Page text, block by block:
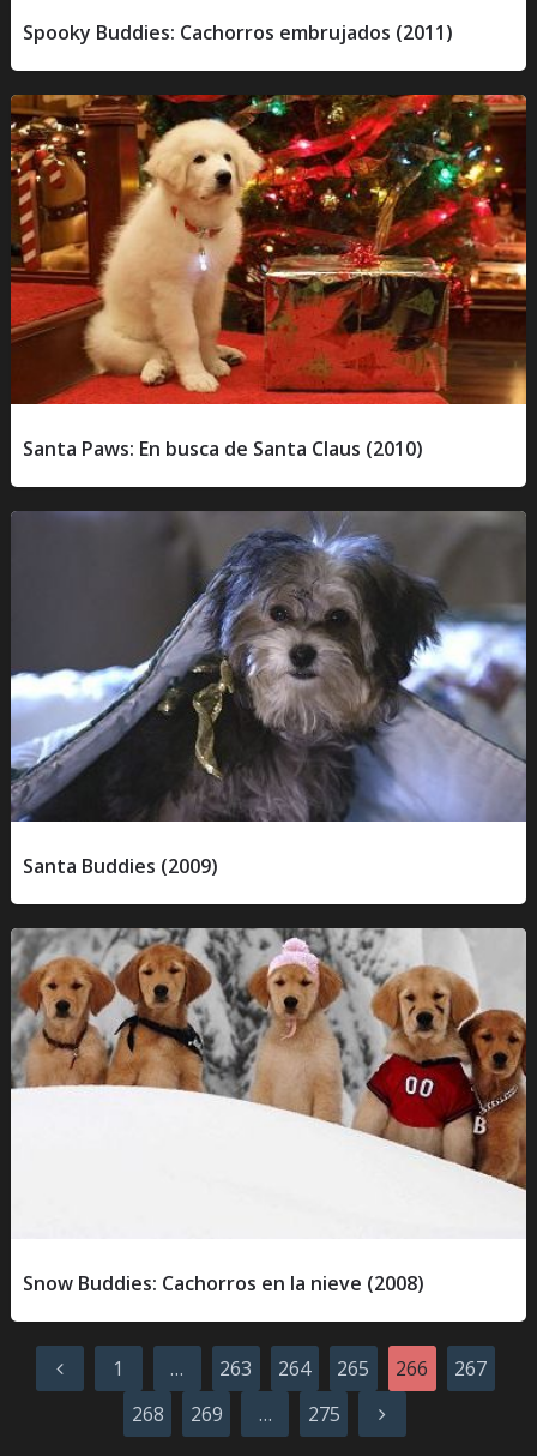
Spooky Buddies: Cachorros embrujados (2011)
Santa Paws: En busca de Santa Claus (2010)
Santa Buddies (2009)
Snow Buddies: Cachorros en la nieve (2008)
Paginación
de
entradas
1 … 263 264 265 266
267
268
269 … 275